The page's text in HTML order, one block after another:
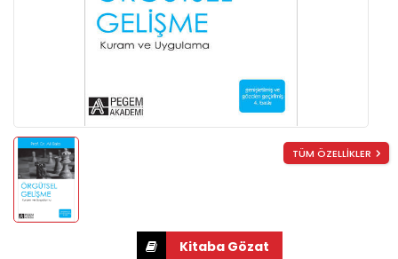
TÜM ÖZELLİKLER